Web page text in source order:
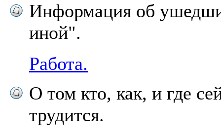
Информация об
иной".
Работа.
О том кто, как, и где
трудится.